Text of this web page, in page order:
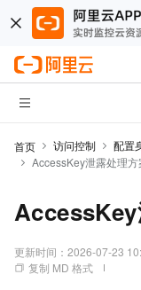
首页 访问控制 配置
AccessKey泄露处理方
更新时间： 2026-07-23
复制 MD 格式